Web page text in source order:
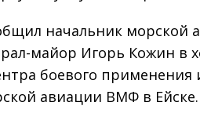
начальник морской
майор Игорь Кожин в
боевого применения
авиации ВМФ в Ейске.